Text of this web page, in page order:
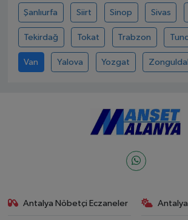
Şanlıurfa Siirt Sinop Sivas
Tekirdağ Tokat Trabzon
Van Yalova Yozgat
Antalya Nöbetçi Eczaneler